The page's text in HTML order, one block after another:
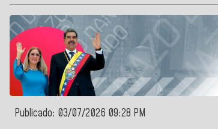
Publicado: 03/07/2026 09:28 PM